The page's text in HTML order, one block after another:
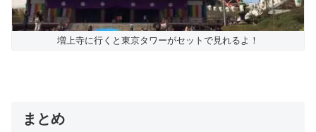
増上寺に行くと東京タワーがセットで見れるよ！
まとめ